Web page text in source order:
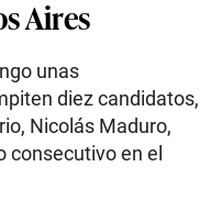
Aires
unas
diez candidatos,
Nicolás Maduro,
consecutivo en el